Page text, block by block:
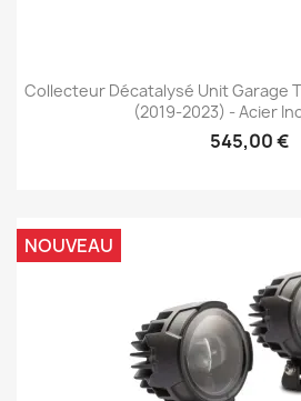
Collecteur Décatalysé Unit Garage
(2019-2023) - Acier
545,00 €
NOUVEAU